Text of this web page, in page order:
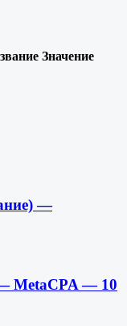
Значение
—
MetaCPA — 10